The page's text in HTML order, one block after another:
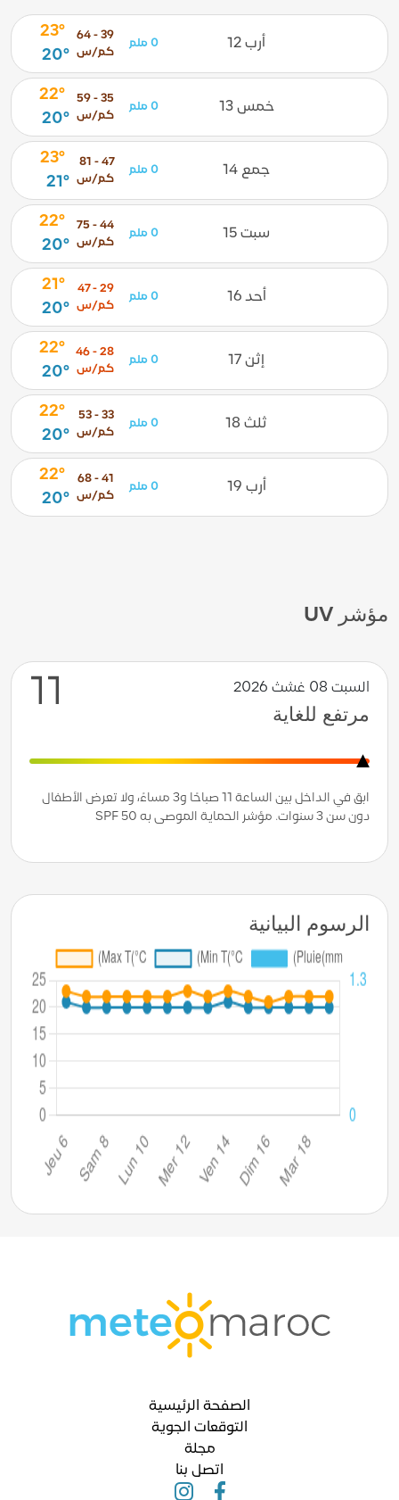
أرب 12 0 ملم
39 - 64
كم/س
23°
20°
خمس 13 0 ملم
35 - 59
كم/س
22°
20°
جمع 14 0 ملم
47 - 81
كم/س
23°
21°
سبت 15 0 ملم
44 - 75
كم/س
22°
20°
أحد 16 0 ملم
29 - 47
كم/س
21°
20°
إثن 17 0 ملم
28 - 46
كم/س
22°
20°
ثلث 18 0 ملم
33 - 53
كم/س
22°
20°
أرب 19 0 ملم
41 - 68
كم/س
22°
20°
مؤشر UV
السبت 08 غشث 2026
مرتفع للغاية
11
ابق في الداخل بين الساعة 11 صباحًا و3 مساءً، ولا تعرض الأطفال
دون سن 3 سنوات. مؤشر الحماية الموصى به SPF 50
الرسوم البيانية
الصفحة الرئيسية
التوقعات الجوية
مجلة
اتصل بنا